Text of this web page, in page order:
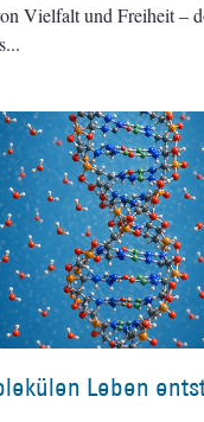
Vielfalt und Freiheit –
Leben